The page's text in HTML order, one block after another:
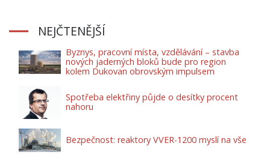
NEJČTENĚJŠÍ
Byznys, pracovní místa, vzdělávání – stavba
nových jaderných bloků bude pro region
kolem Dukovan obrovským impulsem
Spotřeba elektřiny půjde o desítky procent
nahoru
Bezpečnost: reaktory VVER-1200 myslí na vše